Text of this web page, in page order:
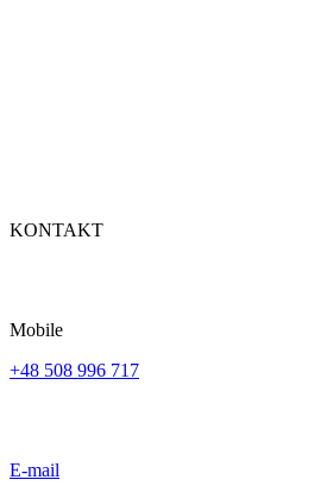
KONTAKT
Mobile
+48 508 996 717
E-mail